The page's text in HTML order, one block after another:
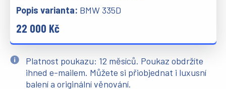
BMW 335D
22 000 Kč
Platnost poukazu: 12 měsíců. Poukaz obdržíte
ihned e-mailem. Můžete si přiobjednat i luxusní
balení a originální věnování.